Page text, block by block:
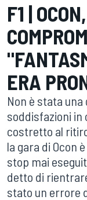
F1 |
ERA
Non è stata
soddisfazioni in
costretto al
la gara di Ocon
stop mai
detto di
stato un errore